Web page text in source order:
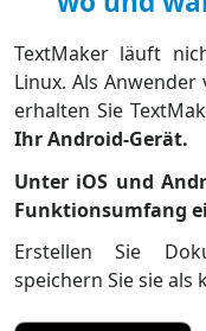
TextMaker läuft
Linux. Als
erhalten Sie
Ihr Android-Gerät.
Unter iOS und
Funktionsumfang
Erstellen Sie
speichern Sie sie als